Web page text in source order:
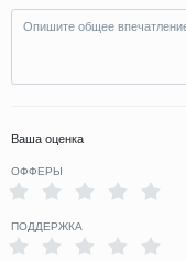
Ваша оценка
ОФФЕРЫ
ПОДДЕРЖКА